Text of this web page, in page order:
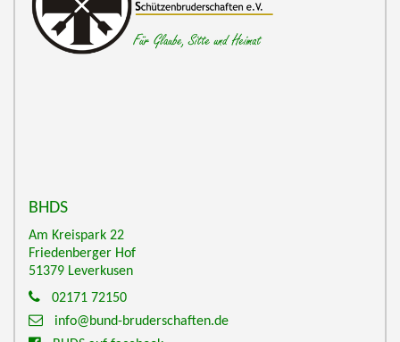
BHDS
Am Kreispark 22
Friedenberger Hof
51379 Leverkusen
02171 72150
info@bund-bruderschaften.de